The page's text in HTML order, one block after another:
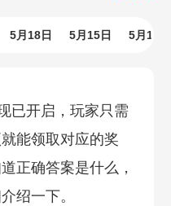
5月18日 5月15日 5月14日
已开启，玩家只需
能领取对应的奖
正确答案是什么，
绍一下。